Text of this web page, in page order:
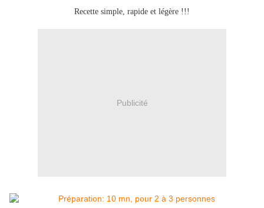
Recette simple, rapide et légère !!!
Publicité